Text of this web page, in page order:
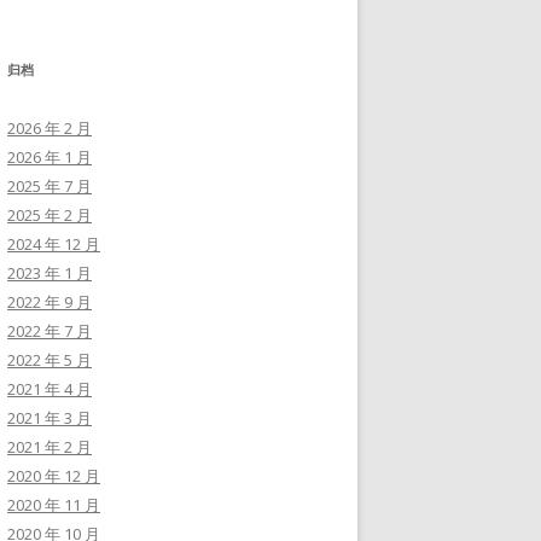
归档
2026 年 2 月
2026 年 1 月
2025 年 7 月
2025 年 2 月
2024 年 12 月
2023 年 1 月
2022 年 9 月
2022 年 7 月
2022 年 5 月
2021 年 4 月
2021 年 3 月
2021 年 2 月
2020 年 12 月
2020 年 11 月
2020 年 10 月